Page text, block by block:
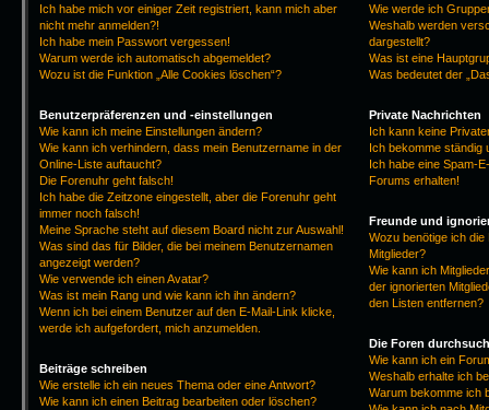
Ich habe mich vor einiger Zeit registriert, kann mich aber
nicht mehr anmelden?!
Ich habe mein Passwort vergessen!
Warum werde ich automatisch abgemeldet?
Wozu ist die Funktion „Alle Cookies löschen“?
Benutzerpräferenzen und -einstellungen
Wie kann ich meine Einstellungen ändern?
Wie kann ich verhindern, dass mein Benutzername in der
Online-Liste auftaucht?
Die Forenuhr geht falsch!
Ich habe die Zeitzone eingestellt, aber die Forenuhr geht
immer noch falsch!
Meine Sprache steht auf diesem Board nicht zur Auswahl!
Was sind das für Bilder, die bei meinem Benutzernamen
angezeigt werden?
Wie verwende ich einen Avatar?
Was ist mein Rang und wie kann ich ihn ändern?
Wenn ich bei einem Benutzer auf den E-Mail-Link klicke,
werde ich aufgefordert, mich anzumelden.
Beiträge schreiben
Wie erstelle ich ein neues Thema oder eine Antwort?
Wie kann ich einen Beitrag bearbeiten oder löschen?
Wie werde ich
Weshalb werden
dargestellt?
Was ist eine
Was bedeutet der
Private Nachrichten
Ich kann keine
Ich bekomme ständig
Ich habe eine Spam-
Forums erhalten!
Freunde und
Wozu benötige ich
Mitglieder?
Wie kann ich
der ignorierten
den Listen entfernen?
Die Foren
Wie kann ich ein
Weshalb erhalte ich
Warum bekomme ich